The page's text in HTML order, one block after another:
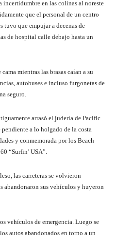
incertidumbre en las colinas al noreste
que el personal de un centro
tuvo que empujar a decenas de
de hospital calle debajo hasta un
mientras las brasas caían a su
autobuses e incluso furgonetas de
seguro.
arrasó el judería de Pacific
pendiente a lo holgado de la costa
y conmemorada por los Beach
“Surfin’ USA”.
las carreteras se volvieron
abandonaron sus vehículos y huyeron
vehículos de emergencia. Luego se
autos abandonados en torno a un